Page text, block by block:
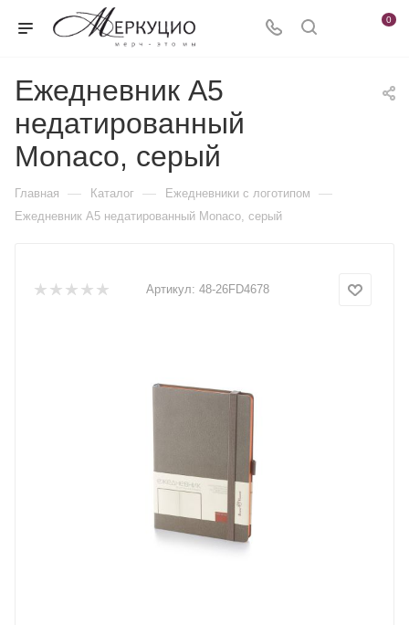
0
Ежедневник А5
недатированный
Monaco, серый
Главная — Каталог — Ежедневники c логотипом —
Ежедневник А5 недатированный Monaco, серый
Артикул: 48-26FD4678